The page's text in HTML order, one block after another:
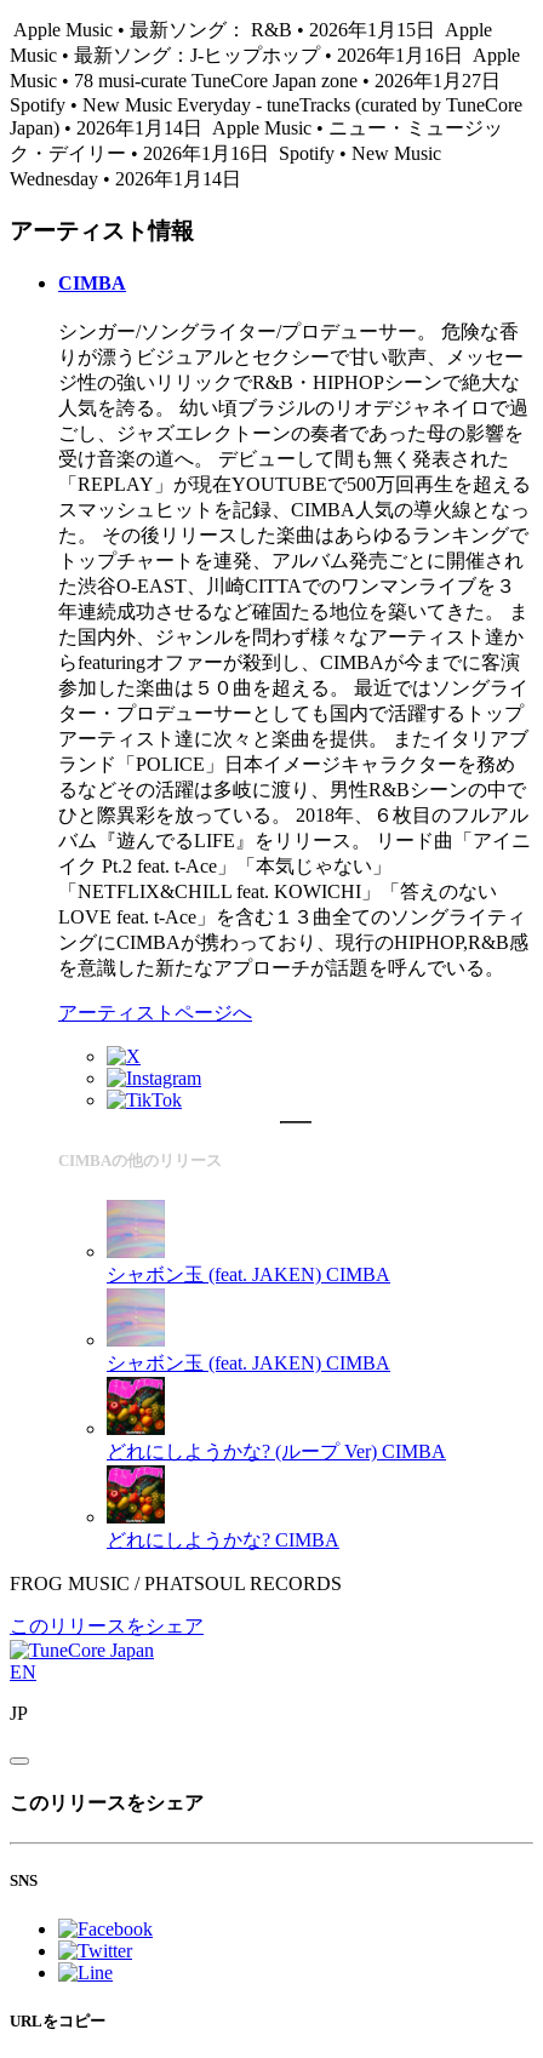
Apple Music • 最新ソング： R&B • 2026年1月15日
Apple
Music • 最新ソング：J-ヒップホップ • 2026年1月16日
Apple
Music • 78 musi-curate TuneCore Japan zone • 2026年1月27日
Spotify • New Music Everyday - tuneTracks (curated by TuneCore
Japan) • 2026年1月14日
Apple Music • ニュー・ミュージッ
ク・デイリー • 2026年1月16日
Spotify • New Music
Wednesday • 2026年1月14日
アーティスト情報
CIMBA
シンガー/ソングライター/プロデューサー。 危険な香
りが漂うビジュアルとセクシーで甘い歌声、メッセー
ジ性の強いリリックでR&B・HIPHOPシーンで絶大な
人気を誇る。 幼い頃ブラジルのリオデジャネイロで過
ごし、ジャズエレクトーンの奏者であった母の影響を
受け音楽の道へ。 デビューして間も無く発表された
「REPLAY」が現在YOUTUBEで500万回再生を超える
スマッシュヒットを記録、CIMBA人気の導火線となっ
た。 その後リリースした楽曲はあらゆるランキングで
トップチャートを連発、アルバム発売ごとに開催され
た渋谷O-EAST、川崎CITTAでのワンマンライブを３
年連続成功させるなど確固たる地位を築いてきた。 ま
た国内外、ジャンルを問わず様々なアーティスト達か
らfeaturingオファーが殺到し、CIMBAが今までに客演
参加した楽曲は５０曲を超える。 最近ではソングライ
ター・プロデューサーとしても国内で活躍するトップ
アーティスト達に次々と楽曲を提供。 またイタリアブ
ランド「POLICE」日本イメージキャラクターを務め
るなどその活躍は多岐に渡り、男性R&Bシーンの中で
ひと際異彩を放っている。 2018年、６枚目のフルアル
バム『遊んでるLIFE』をリリース。 リード曲「アイニ
イク Pt.2 feat. t-Ace」「本気じゃない」
「NETFLIX&CHILL feat. KOWICHI」「答えのない
LOVE feat. t-Ace」を含む１３曲全てのソングライティ
ングにCIMBAが携わっており、現行のHIPHOP,R&B感
を意識した新たなアプローチが話題を呼んでいる。
アーティストページへ
CIMBAの他のリリース
シャボン玉 (feat. JAKEN) CIMBA
シャボン玉 (feat. JAKEN) CIMBA
どれにしようかな? (ループ Ver) CIMBA
どれにしようかな? CIMBA
FROG MUSIC / PHATSOUL RECORDS
このリリースをシェア
EN
JP
このリリースをシェア
SNS
URLをコピー